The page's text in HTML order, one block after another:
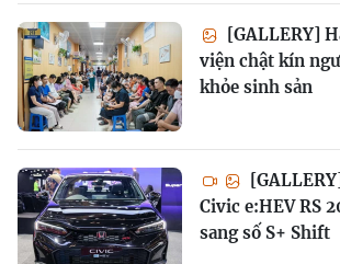
[GALLERY]
viện chật kín
khỏe sinh sản
Civic e:HEV RS
sang số S+ Shift